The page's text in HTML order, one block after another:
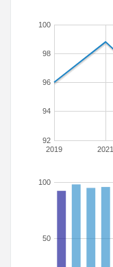
2019 2021
92
94
96
98
100
50
100